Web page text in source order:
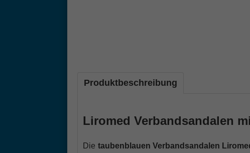
Produktbeschreibung
Liromed Verbandsandalen
Die taubenblauen Verbandsandalen